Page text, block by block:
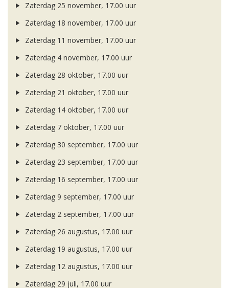
Zaterdag 25 november, 17.00 uur
Zaterdag 18 november, 17.00 uur
Zaterdag 11 november, 17.00 uur
Zaterdag 4 november, 17.00 uur
Zaterdag 28 oktober, 17.00 uur
Zaterdag 21 oktober, 17.00 uur
Zaterdag 14 oktober, 17.00 uur
Zaterdag 7 oktober, 17.00 uur
Zaterdag 30 september, 17.00 uur
Zaterdag 23 september, 17.00 uur
Zaterdag 16 september, 17.00 uur
Zaterdag 9 september, 17.00 uur
Zaterdag 2 september, 17.00 uur
Zaterdag 26 augustus, 17.00 uur
Zaterdag 19 augustus, 17.00 uur
Zaterdag 12 augustus, 17.00 uur
Zaterdag 29 juli, 17.00 uur